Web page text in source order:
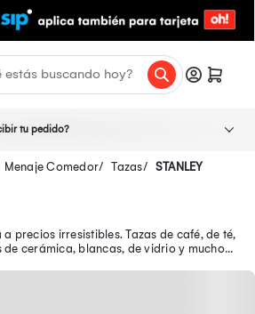
tu pedido?
Menaje Comedor Tazas STANLEY
a precios irresistibles. Tazas de café, de té,
de cerámica, blancas, de vidrio y mucho